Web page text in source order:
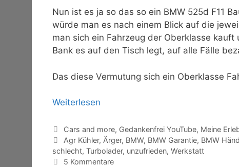
Nun ist es ja so das so ein BMW 525d F11
würde man es nach einem Blick auf die
man sich ein Fahrzeug der Oberklasse
Bank es auf den Tisch legt, auf alle Fälle
Das diese Vermutung sich ein Oberklasse
Weiterlesen
Kategorien
Cars and more, Gedankenfrei YouTube, Meine
Schlagwörter
Agr Kühler, Ärger, BMW, BMW Garantie, BMW
schlecht, Turbolader, unzufrieden, Werkstatt
5 Kommentare